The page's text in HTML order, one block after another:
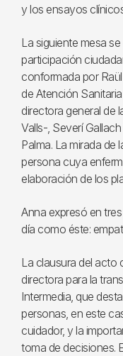
y los ensayos
La siguiente mesa
participación
conformada por
de Atención
directora general de
Valls-, Severí
Palma. La mirada de
persona cuya
elaboración de los
Anna expresó en
día como éste:
La clausura del acto
directora para la
Intermedia, que
personas, en este
cuidador, y la
toma de decisiones.